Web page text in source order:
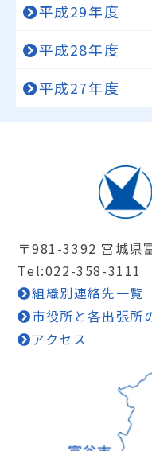
平成29年度
平成28年度
平成27年度
〒981-3392 宮城県
Tel:022-358-3111
組織別連絡先一覧
市役所と各出張所
アクセス